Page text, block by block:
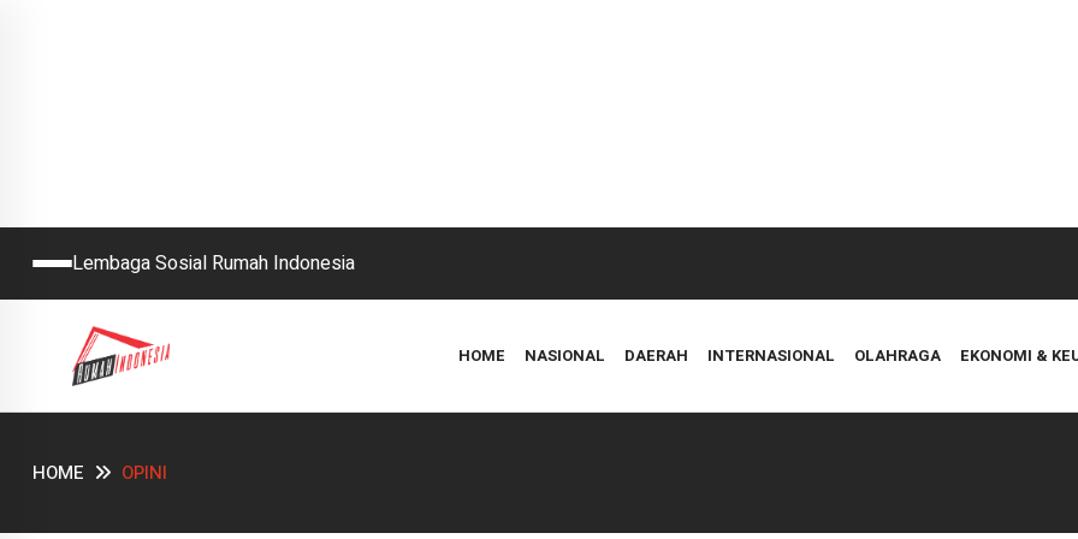
Lembaga Sosial Rumah Indonesia
HOME NASIONAL DAERAH INTERNASIONAL OLAHRAGA EKONOMI &
HOME OPINI